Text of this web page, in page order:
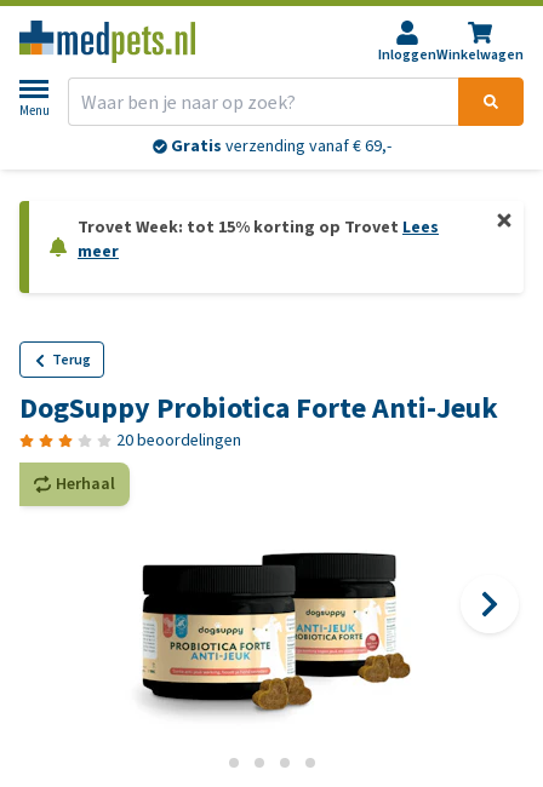
InloggenWinkelwagen
Menu
Gratis verzending vanaf € 69,-
Trovet Week: tot 15% korting op Trovet Lees
meer
Terug
DogSuppy Probiotica Forte Anti-Jeuk
20 beoordelingen
Herhaal